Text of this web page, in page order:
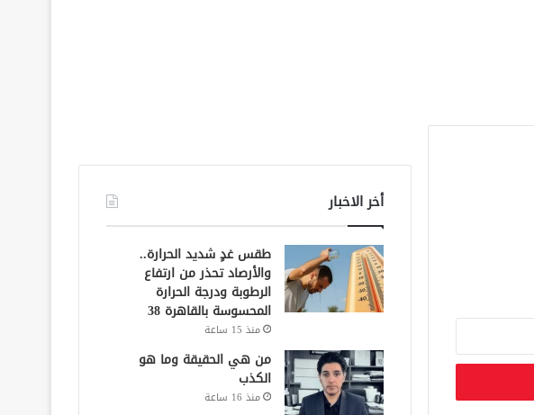
أخر الاخبار
طقس غدٍ شديد الحرارة..
والأرصاد تحذر من ارتفاع
الرطوبة ودرجة الحرارة
المحسوسة بالقاهرة 38
منذ 15 ساعة
من هي الحقيقة وما هو
الكذب
منذ 16 ساعة